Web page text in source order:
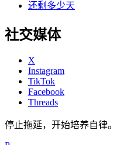
还剩多少天
社交媒体
X
Instagram
TikTok
Facebook
Threads
停止拖延，开始培养自律。